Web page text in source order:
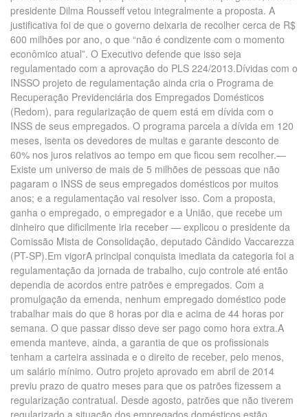
presidente Dilma Rousseff vetou integralmente a proposta. A
justificativa foi de que o governo deixaria de recolher cerca de R$
600 milhões por ano, o que “não é condizente com o momento
econômico atual”. O Executivo defende que isso seja
regulamentado com a aprovação do PLS 224/2013.Dívidas com o
INSSO projeto de regulamentação ainda cria o Programa de
Recuperação Previdenciária dos Empregados Domésticos
(Redom), para regularização de quem está em dívida com o
INSS de seus empregados. O programa parcela a dívida em 120
meses, isenta os devedores de multas e garante desconto de
60% nos juros relativos ao tempo em que ficou sem recolher.—
Existe um universo de mais de 5 milhões de pessoas que não
pagaram o INSS de seus empregados domésticos por muitos
anos; e a regulamentação vai resolver isso. Com a proposta,
ganha o empregado, o empregador e a União, que recebe um
dinheiro que dificilmente iria receber — explicou o presidente da
Comissão Mista de Consolidação, deputado Cândido Vaccarezza
(PT-SP).Em vigorA principal conquista imediata da categoria foi a
regulamentação da jornada de trabalho, cujo controle até então
dependia de acordos entre patrões e empregados. Com a
promulgação da emenda, nenhum empregado doméstico pode
trabalhar mais do que 8 horas por dia e acima de 44 horas por
semana. O que passar disso deve ser pago como hora extra.A
emenda manteve, ainda, a garantia de que os profissionais
tenham a carteira assinada e o direito de receber, pelo menos,
um salário mínimo. Outro projeto aprovado em abril de 2014
previu prazo de quatro meses para que os patrões fizessem a
regularização contratual. Desde agosto, patrões que não tiverem
regularizado a situação dos empregados domésticos estão